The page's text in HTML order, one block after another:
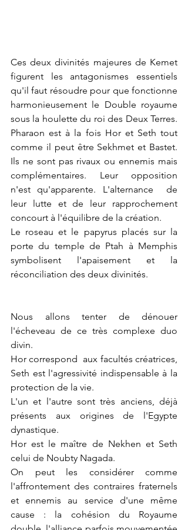
Ces deux divinités majeures de Kemet
figurent les antagonismes essentiels
qu'il faut résoudre pour que fonctionne
harmonieusement le Double royaume
sous la houlette du roi des Deux Terres.
Pharaon est à la fois Hor et Seth tout
comme il peut être Sekhmet et Bastet.
Ils ne sont pas rivaux ou ennemis mais
complémentaires. Leur opposition
n'est qu'apparente. L'alternance  de
leur lutte et de leur rapprochement
concourt à l'équilibre de la création.
Le roseau et le papyrus placés sur la
porte du temple de Ptah à Memphis
symbolisent l'apaisement et la
réconciliation des deux divinités.
Nous allons tenter de dénouer
l'écheveau de ce très complexe duo
divin.
Hor correspond  aux facultés créatrices,
Seth est l'agressivité indispensable à la
protection de la vie.
L'un et l'autre sont très anciens, déjà
présents aux origines de l'Egypte
dynastique.
Hor est le maître de Nekhen et Seth
celui de Noubty Nagada.
On peut les considérer comme
l'affrontement des contraires fraternels
et ennemis au service d'une même
cause : la cohésion du Royaume